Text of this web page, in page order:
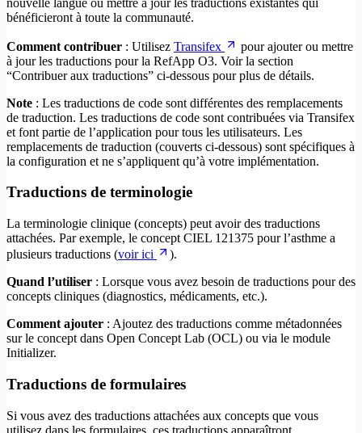
bénéficieront à toute la communauté.
Comment contribuer : Utilisez Transifex
pour ajouter ou mettre
à jour les traductions pour la RefApp O3. Voir la section
“Contribuer aux traductions” ci-dessous pour plus de détails.
Note : Les traductions de code sont différentes des remplacements
de traduction. Les traductions de code sont contribuées via Transifex
et font partie de l’application pour tous les utilisateurs. Les
remplacements de traduction (couverts ci-dessous) sont spécifiques à
la configuration et ne s’appliquent qu’à votre implémentation.
Traductions de terminologie
La terminologie clinique (concepts) peut avoir des traductions
attachées. Par exemple, le concept CIEL 121375 pour l’asthme a
plusieurs traductions (voir ici
).
Quand l’utiliser : Lorsque vous avez besoin de traductions pour des
concepts cliniques (diagnostics, médicaments, etc.).
Comment ajouter : Ajoutez des traductions comme métadonnées
sur le concept dans Open Concept Lab (OCL) ou via le module
Initializer.
Traductions de formulaires
Si vous avez des traductions attachées aux concepts que vous
utilisez dans les formulaires, ces traductions apparaîtront